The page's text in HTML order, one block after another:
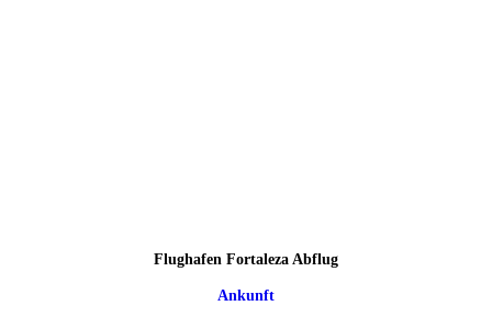
Flughafen Fortaleza Abflug
Ankunft